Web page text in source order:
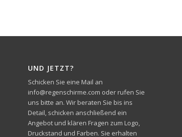
UND JETZT?
Schicken Sie eine Mail an
info@regenschirme.com oder rufen Sie
uns bitte an. Wir beraten Sie bis ins
Detail, schicken anschließend ein
Angebot und klären Fragen zum Logo,
Druckstand und Farben. Sie erhalten